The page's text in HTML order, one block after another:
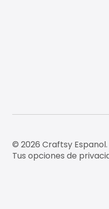
© 2026 Craftsy
Tus opciones de